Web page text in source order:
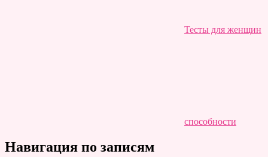
Тесты для женщин
способности
Навигация по записям